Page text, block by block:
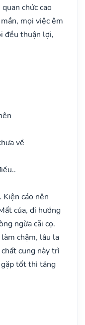
chức cao
mọi việc êm
đều thuận lợi,
về
cáo nên
của, đi hướng
ngừa cãi cọ.
chậm, lâu la
cung này trì
tốt thì tăng